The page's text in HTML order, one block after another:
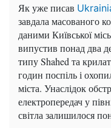
Як уже писав
завдала масованого
даними Київської
випустив понад два
типу Shahed та
годин поспіль і
міста. Унаслідок
електропередач у
світла залишилося